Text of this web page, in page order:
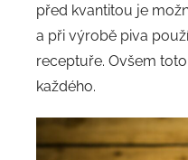
před kvantitou je
a při výrobě piva
receptuře. Ovšem
každého.